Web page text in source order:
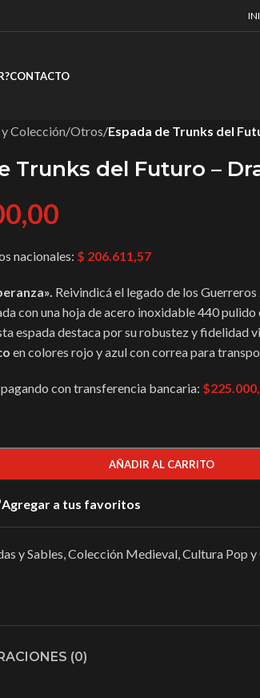
CONTACTO
Colección/Otros/Espada de Trunks del
Trunks del Futuro –
nacionales: $ 206.611,57
Reivindicá el legado de los
con una hoja de acero inoxidable 440 pulido
espada destaca por su robustez y fidelidad
en colores rojo y azul con correa para
con transferencia bancaria:
AÑADIR AL CARRITO
Agregar a tus favoritos
y Sables,Colección Medieval,Cultura Pop
(0)